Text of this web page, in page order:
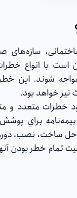
است با انواع
شوند. این
خواهد بود.
خطرات متعدد و
بيمه‌نامه براي
ساخت، نصب، دوره
تمام خطر بودن